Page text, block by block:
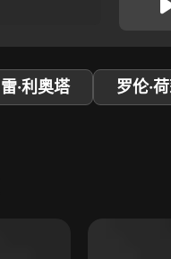
雷·利奥塔 罗伦·